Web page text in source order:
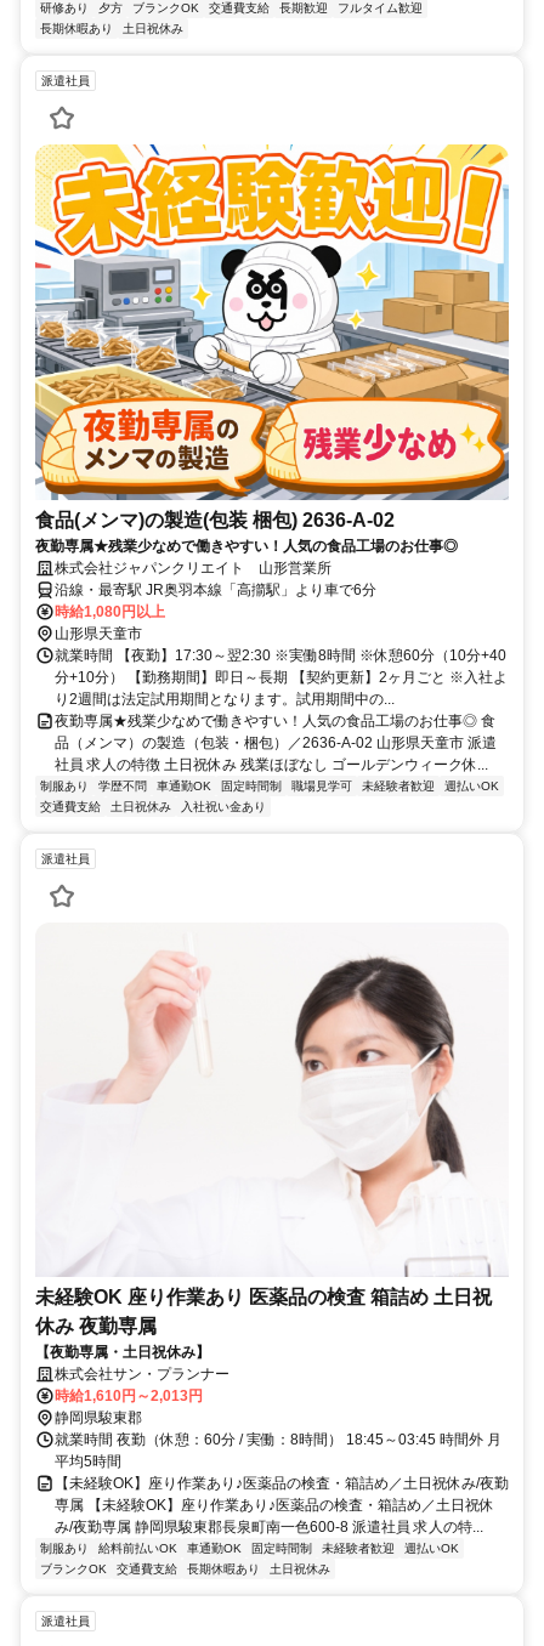
研修あり 夕方 ブランクOK 交通費支給 長期歓迎
フルタイム歓迎
長期休暇あり
土日祝休み
派遣社員
食品(メンマ)の製造(包装 梱包) 2636-A-02
夜勤専属★残業少なめで働きやすい！人気の食品工場のお仕事◎
株式会社ジャパンクリエイト 山形営業所
沿線・最寄駅 JR奥羽本線「高擶駅」より車で6分
時給1,080円以上
山形県天童市
就業時間 【夜勤】17:30～翌2:30 ※実働8時間 ※休憩60分（10分+40
分+10分） 【勤務期間】即日～長期 【契約更新】2ヶ月ごと ※入社よ
り2週間は法定試用期間となります。試用期間中の...
夜勤専属★残業少なめで働きやすい！人気の食品工場のお仕事◎ 食
品（メンマ）の製造（包装・梱包）／2636-A-02 山形県天童市 派遣
社員 求人の特徴 土日祝休み 残業ほぼなし ゴールデンウィーク休...
制服あり 学歴不問 車通勤OK 固定時間制 職場見学可 未経験者歓迎
週払いOK
交通費支給
土日祝休み 入社祝い金あり
派遣社員
未経験OK 座り作業あり 医薬品の検査 箱詰め 土日祝
休み 夜勤専属
【夜勤専属・土日祝休み】
株式会社サン・プランナー
時給1,610円～2,013円
静岡県駿東郡
就業時間 夜勤（休憩：60分 / 実働：8時間） 18:45～03:45 時間外 月
平均5時間
【未経験OK】座り作業あり♪医薬品の検査・箱詰め／土日祝休み/夜勤
専属 【未経験OK】座り作業あり♪医薬品の検査・箱詰め／土日祝休
み/夜勤専属 静岡県駿東郡長泉町南一色600-8 派遣社員 求人の特...
制服あり 給料前払いOK 車通勤OK 固定時間制 未経験者歓迎
週払いOK
ブランクOK
交通費支給 長期休暇あり 土日祝休み
派遣社員